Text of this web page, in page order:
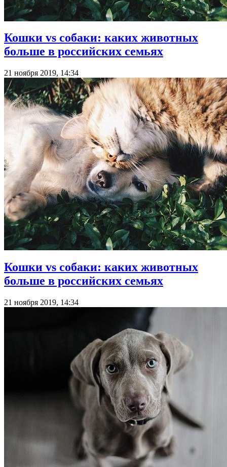
Кошки vs собаки: каких животных
больше в российских семьях
21 ноября 2019, 14:34
Кошки vs собаки: каких животных
больше в российских семьях
21 ноября 2019, 14:34